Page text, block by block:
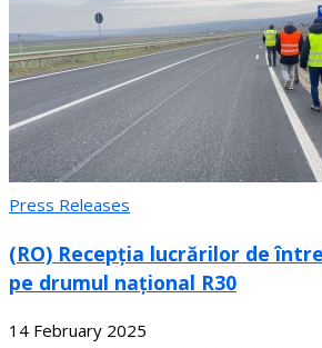
Press Releases
(RO) Recepția lucrărilor de
pe drumul național R30
14 February 2025